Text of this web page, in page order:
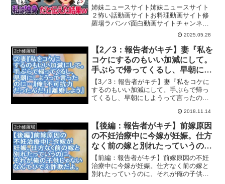
ら、この家から出て行けｗ」
→「私は独身だよ？」と伝えた結
果ｗ【2chスカッとスレ・ゆっく
姉妹ニュースサイト姉妹ニュースサイト
２怖い話動画サイトお料理動画サイト修
羅場ラバンバ面白動画サイトチャンネル
登録よろしくお願いします！→スレ元を
引用し、それを元に見やすくまとめたオ
リジナルコンテンツを提供しています。
そのため、一部改変・創作...
2025.05.28
2ch修羅場
【2／3：報告者がキチ】妻『私を
コケにするのもいい加減にして。
手ぶらで帰ってくるし、早朝にし
ようって言ったのに…』俺「飲み
会は、不可抗力だったんだ！キレ
る」『何それ？リコンしよう』
【3／3：報告者がキチ】妻『私をコケに
するのもいい加減にして。手ぶらで帰っ
てくるし、早朝にしようって言ったの
だ！キレる」『何それ？リコンしよう』
【ママ達の修羅場】2ちゃんねるに投稿さ
れた子供にまつわる修羅...
2018.11.14
2ch修羅場
【後編：報告者がキチ】前嫁原因
の不妊治療中に今嫁が妊娠。仕方
なく前の嫁と別れたっていうの
に、それが俺の子供じゃないなん
てひでえ詐欺だよ。【ママ達の修
羅場】
【前編：報告者がキチ】前嫁原因の不妊
治療中に今嫁が妊娠。仕方なく前の嫁と
別れたっていうのに、それが俺の子供じ